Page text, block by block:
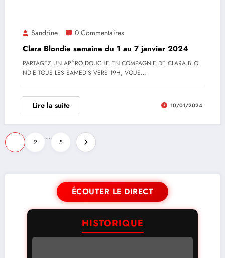
Sandrine 0 Commentaires
Clara Blondie semaine du 1 au 7 janvier 2024
PARTAGEZ UN APÉRO DOUCHE EN COMPAGNIE DE CLARA BLO
NDIE TOUS LES SAMEDIS VERS 19H, VOUS…
Lire la suite 10/01/2024
2
…
5
ÉCOUTER LE DIRECT
HISTORIQUE